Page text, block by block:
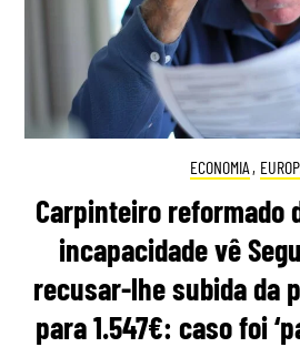
ECONOMIA ,
Carpinteiro reformado
incapacidade vê
recusar-lhe subida da
para 1.547€: caso foi